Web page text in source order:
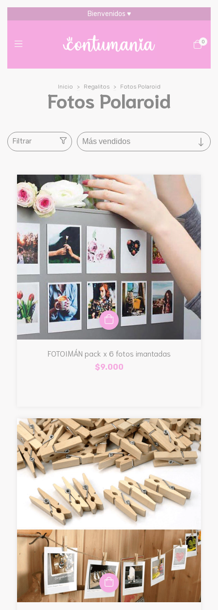
Bienvenidos ♥
0
Inicio > Regalitos > Fotos Polaroid
Fotos Polaroid
Filtrar
FOTOIMÁN pack x 6 fotos imantadas
$9.000